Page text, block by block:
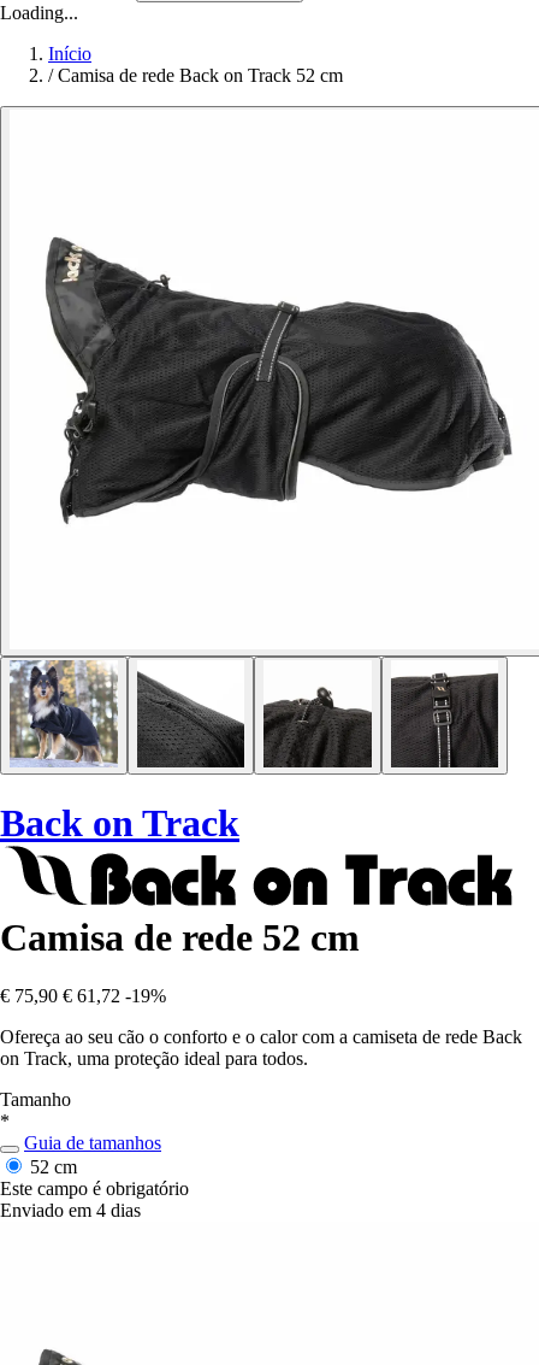
Loading...
Início
/ Camisa de rede Back on Track 52 cm
Back on Track
Camisa de rede 52 cm
€ 75,90 € 61,72 -19%
Ofereça ao seu cão o conforto e o calor com a camiseta de rede Back
on Track, uma proteção ideal para todos.
Tamanho
*
Guia de tamanhos
52 cm
Este campo é obrigatório
Enviado em 4 dias